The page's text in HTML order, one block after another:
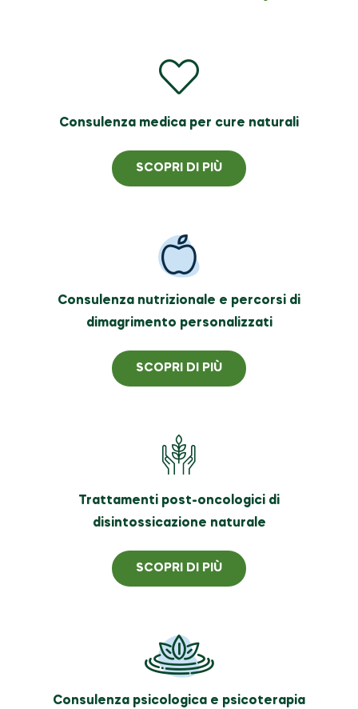
Consulenza medica per cure naturali
SCOPRI DI PIÙ
Consulenza nutrizionale e percorsi di
dimagrimento personalizzati
SCOPRI DI PIÙ
Trattamenti post-oncologici di
disintossicazione naturale
SCOPRI DI PIÙ
Consulenza psicologica e psicoterapia